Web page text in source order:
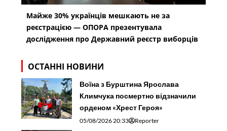
Майже 30% українців мешкають не за
реєстрацією — ОПОРА презентувала
дослідження про Державний реєстр виборців
ОСТАННІ НОВИНИ
Воїна з Бурштина Ярослава
Климчука посмертно відзначили
орденом «Хрест Героя»
05/08/2026 20:33 Reporter